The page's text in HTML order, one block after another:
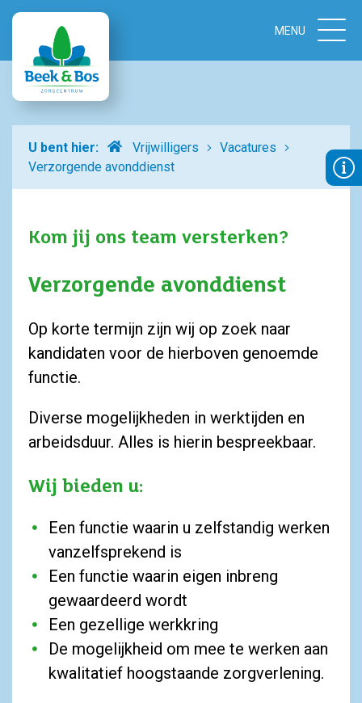
U bent hier:
Home Vrijwilligers
Vacatures
Verzorgende avonddienst
Kom jij ons team versterken?
Verzorgende avonddienst
Op korte termijn zijn wij op zoek naar
kandidaten voor de hierboven genoemde
functie.
Diverse mogelijkheden in werktijden en
arbeidsduur. Alles is hierin bespreekbaar.
Wij bieden u:
Een functie waarin u zelfstandig werken
vanzelfsprekend is
Een functie waarin eigen inbreng
gewaardeerd wordt
Een gezellige werkkring
De mogelijkheid om mee te werken aan
kwalitatief hoogstaande zorgverlening.